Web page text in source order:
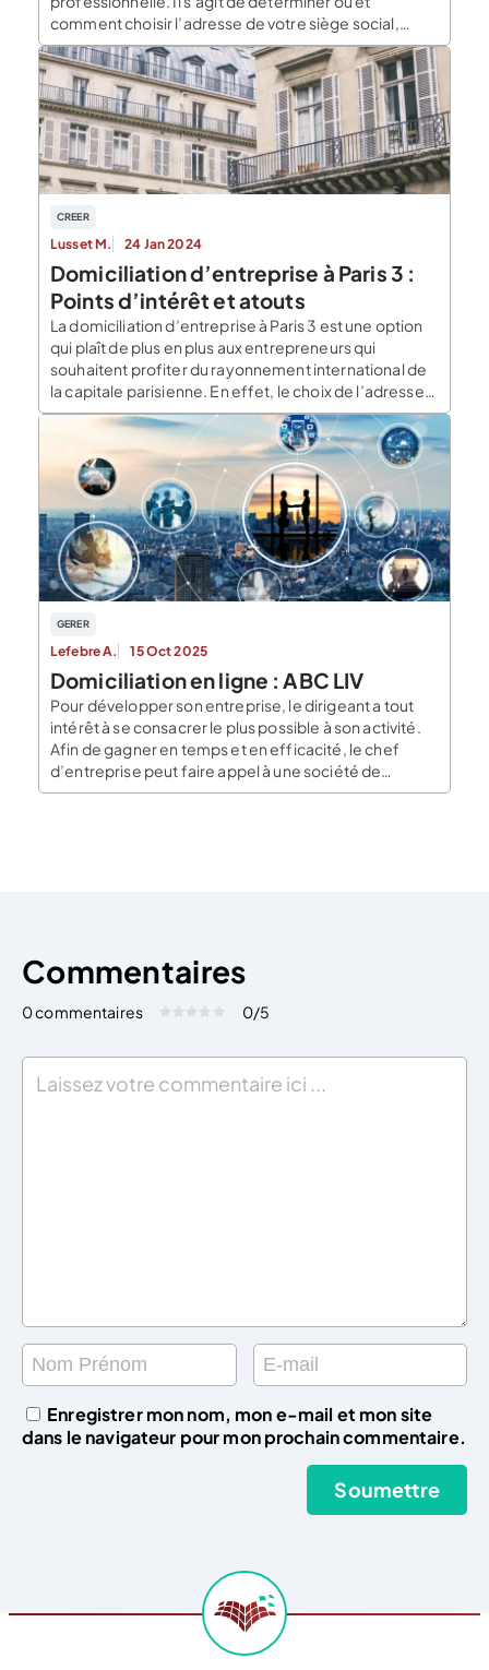
comment choisir l’adresse de votre siège social,
point essentiel pour valider l’immatriculation de votre
structure Qu’est-ce que la domiciliation d’entreprise
? La domiciliation d’entreprise fait référence à
l’adresse administrative et juridique de la micro
entreprise. Cette adresse […]
CREER
Lusset M. 24 Jan 2024
Domiciliation d’entreprise à Paris 3 :
Points d’intérêt et atouts
La domiciliation d’entreprise à Paris 3 est une option
qui plaît de plus en plus aux entrepreneurs qui
souhaitent profiter du rayonnement international de
la capitale parisienne. En effet, le choix de l’adresse
de domiciliation contribue à la notoriété de la société.
Quels sont les atouts de l’arrondissement ? Pourquoi
privilégier certains quartiers ? Tous les détails […]
GERER
Lefebre A. 15 Oct 2025
Domiciliation en ligne : ABC LIV
Pour développer son entreprise, le dirigeant a tout
intérêt à se consacrer le plus possible à son activité.
Afin de gagner en temps et en efficacité, le chef
d’entreprise peut faire appel à une société de
domiciliation en ligne qui le soulagera de certaines
Commentaires
0 commentaires Évaluez cet article:
0/5
Enregistrer mon nom, mon e-mail et mon site
dans le navigateur pour mon prochain commentaire.